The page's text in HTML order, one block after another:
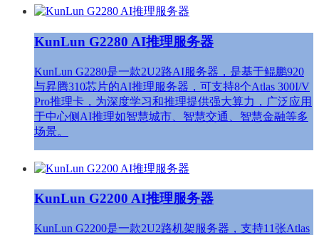
KunLun G2280 AI推理服务器
KunLun G2280是一款2U2路AI服务器，是基于鲲鹏920
与昇腾310芯片的AI推理服务器，可支持8个Atlas 300I/V
Pro推理卡，为深度学习和推理提供强大算力，广泛应用
于中心侧AI推理如智慧城市、智慧交通、智慧金融等多
场景。
KunLun G2200 AI推理服务器
KunLun G2200是一款2U2路机架服务器，支持11张Atlas